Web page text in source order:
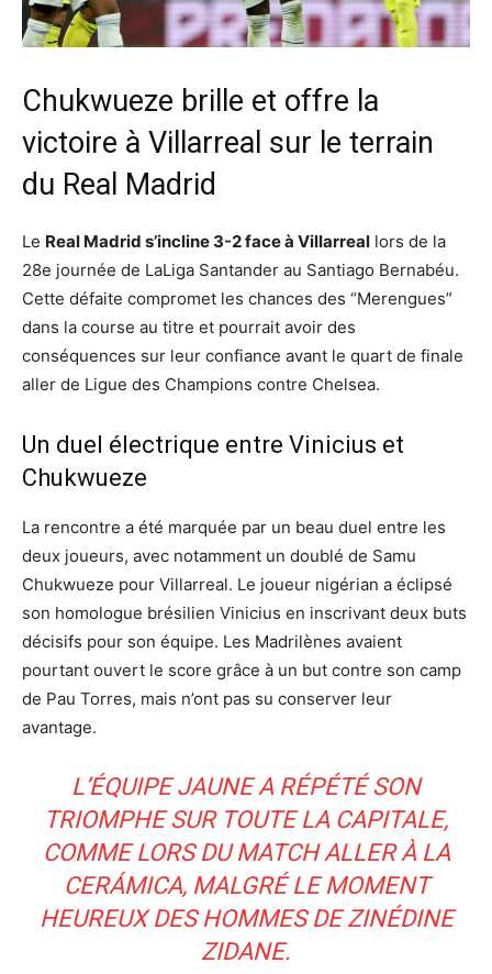
Chukwueze brille et offre la
victoire à Villarreal sur le terrain
du Real Madrid
Le Real Madrid s’incline 3-2 face à Villarreal lors de la
28e journée de LaLiga Santander au Santiago Bernabéu.
Cette défaite compromet les chances des “Merengues”
dans la course au titre et pourrait avoir des
conséquences sur leur confiance avant le quart de finale
aller de Ligue des Champions contre Chelsea.
Un duel électrique entre Vinicius et
Chukwueze
La rencontre a été marquée par un beau duel entre les
deux joueurs, avec notamment un doublé de Samu
Chukwueze pour Villarreal. Le joueur nigérian a éclipsé
son homologue brésilien Vinicius en inscrivant deux buts
décisifs pour son équipe. Les Madrilènes avaient
pourtant ouvert le score grâce à un but contre son camp
de Pau Torres, mais n’ont pas su conserver leur
avantage.
L’ÉQUIPE JAUNE A RÉPÉTÉ SON
TRIOMPHE SUR TOUTE LA CAPITALE,
COMME LORS DU MATCH ALLER À LA
CERÁMICA, MALGRÉ LE MOMENT
HEUREUX DES HOMMES DE ZINÉDINE
ZIDANE.